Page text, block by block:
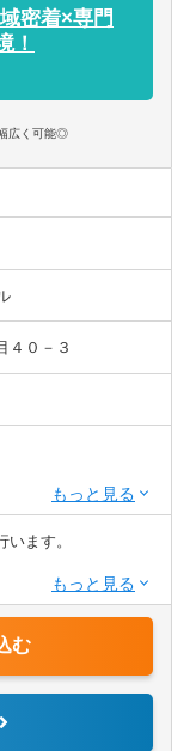
、コンサルティン
ひとつです。
的なマーケティン
密着×専門
！
広く可能◎
４０－３
ます。
む